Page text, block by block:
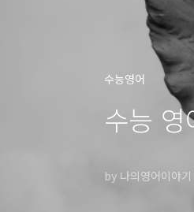
수능영어
수능
by 나의영어이야기